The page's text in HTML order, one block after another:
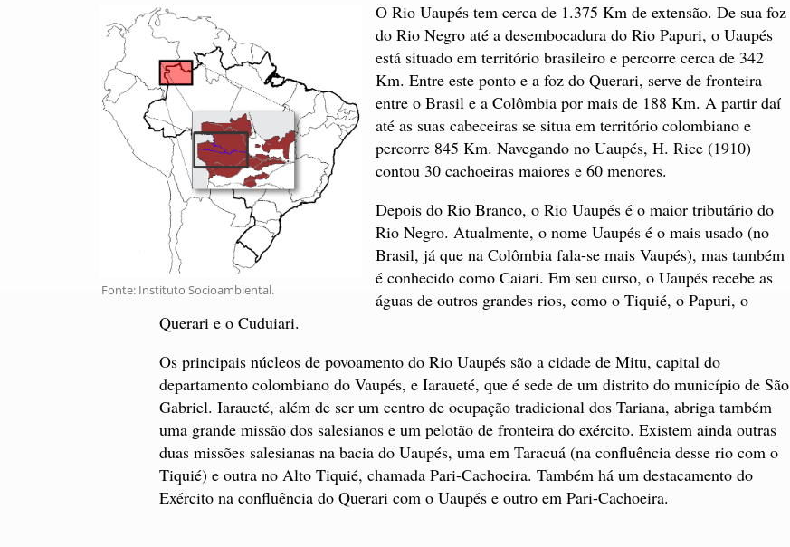
Fonte: Instituto Socioambiental.
O Rio Uaupés tem cerca de 1.375 Km de extensão. De sua foz
do Rio Negro até a desembocadura do Rio Papuri, o Uaupés
está situado em território brasileiro e percorre cerca de 342
Km. Entre este ponto e a foz do Querari, serve de fronteira
entre o Brasil e a Colômbia por mais de 188 Km. A partir daí
até as suas cabeceiras se situa em território colombiano e
percorre 845 Km. Navegando no Uaupés, H. Rice (1910)
contou 30 cachoeiras maiores e 60 menores.
Depois do Rio Branco, o Rio Uaupés é o maior tributário do
Rio Negro. Atualmente, o nome Uaupés é o mais usado (no
Brasil, já que na Colômbia fala-se mais Vaupés), mas também
é conhecido como Caiari. Em seu curso, o Uaupés recebe as
águas de outros grandes rios, como o Tiquié, o Papuri, o
Querari e o Cuduiari.
Os principais núcleos de povoamento do Rio Uaupés são a cidade de Mitu, capital do
departamento colombiano do Vaupés, e Iaraueté, que é sede de um distrito do município de São
Gabriel. Iaraueté, além de ser um centro de ocupação tradicional dos Tariana, abriga também
uma grande missão dos salesianos e um pelotão de fronteira do exército. Existem ainda outras
duas missões salesianas na bacia do Uaupés, uma em Taracuá (na confluência desse rio com o
Tiquié) e outra no Alto Tiquié, chamada Pari-Cachoeira. Também há um destacamento do
Exército na confluência do Querari com o Uaupés e outro em Pari-Cachoeira.